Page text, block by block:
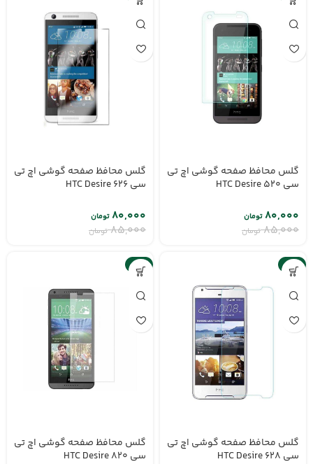
گلس محافظ صفحه گوشی اچ تی
سی HTC Desire 520
۸۵,۰۰۰ تومان
۸۰,۰۰۰تومان
گلس محافظ صفحه گوشی اچ تی
سی HTC Desire 626
۸۵,۰۰۰ تومان
۸۰,۰۰۰تومان
-6%
گلس محافظ صفحه گوشی اچ تی
سی HTC Desire 628
-6%
گلس محافظ صفحه گوشی اچ تی
سی HTC Desire 820